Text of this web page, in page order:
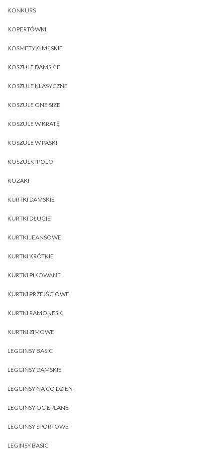
KONKURS
KOPERTÓWKI
KOSMETYKI MĘSKIE
KOSZULE DAMSKIE
KOSZULE KLASYCZNE
KOSZULE ONE SIZE
KOSZULE W KRATĘ
KOSZULE W PASKI
KOSZULKI POLO
KOZAKI
KURTKI DAMSKIE
KURTKI DŁUGIE
KURTKI JEANSOWE
KURTKI KRÓTKIE
KURTKI PIKOWANE
KURTKI PRZEJŚCIOWE
KURTKI RAMONESKI
KURTKI ZIMOWE
LEGGINSY BASIC
LEGGINSY DAMSKIE
LEGGINSY NA CO DZIEŃ
LEGGINSY OCIEPLANE
LEGGINSY SPORTOWE
LEGINSY BASIC